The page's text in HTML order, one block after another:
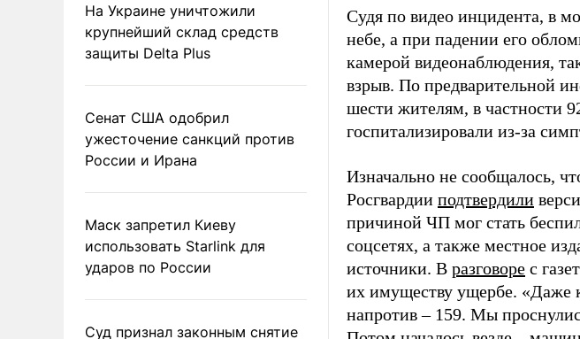
На Украине уничтожили
крупнейший склад средств
защиты Delta Plus
Сенат США одобрил
ужесточение санкций против
России и Ирана
Маск запретил Киеву
использовать Starlink для
ударов по России
Суд признал законным снятие
Судя по видео инцидента, в
небе, а при падении его
камерой видеонаблюдения,
взрыв. По предварительной
шести жителям, в частности
госпитализировали из-за
Изначально не сообщалось,
Росгвардии подтвердили
причиной ЧП мог стать
соцсетях, а также местное
источники. В разговоре с
их имуществу ущербе. «Даже
напротив – 159. Мы